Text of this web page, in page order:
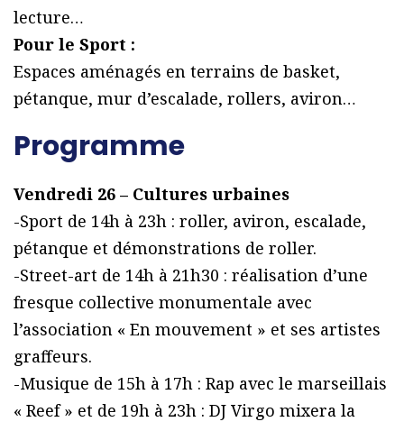
lecture…
Pour le Sport :
Espaces aménagés en terrains de basket,
pétanque, mur d’escalade, rollers, aviron…
Programme
Vendredi 26 – Cultures urbaines
-Sport de 14h à 23h : roller, aviron, escalade,
pétanque et démonstrations de roller.
-Street-art de 14h à 21h30 : réalisation d’une
fresque collective monumentale avec
l’association « En mouvement » et ses artistes
graffeurs.
-Musique de 15h à 17h : Rap avec le marseillais
« Reef » et de 19h à 23h : DJ Virgo mixera la